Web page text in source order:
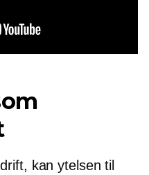
kan ytelsen til